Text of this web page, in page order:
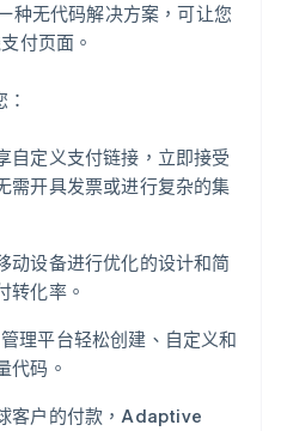
种无代码解决方案，可让您
付页面。
自定义支付链接，立即接受
需开具发票或进行复杂的集
动设备进行优化的设计和简
转化率。
理平台轻松创建、自定义和
代码。
客户的付款，Adaptive